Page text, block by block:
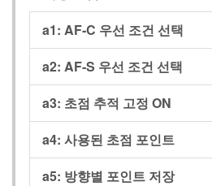
a1: AF‑C 우선 조건 선택
a2: AF‑S 우선 조건 선택
a3: 초점 추적 고정 ON
a4: 사용된 초점 포인트
a5: 방향별 포인트 저장